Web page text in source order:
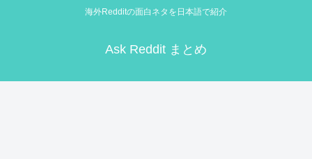
海外Redditの面白ネタを日本語で紹介
Ask Reddit まとめ